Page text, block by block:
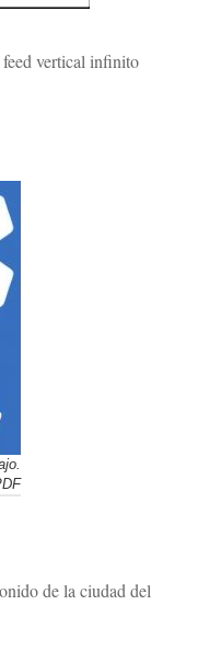
vertical infinito
de la ciudad del